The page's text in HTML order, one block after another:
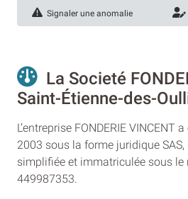
Signaler une anomalie
La Societé
Saint-Étienne-des-
L’entreprise FONDERIE VINCENT
2003 sous la forme juridique
simplifiée et immatriculée sous le
449987353.